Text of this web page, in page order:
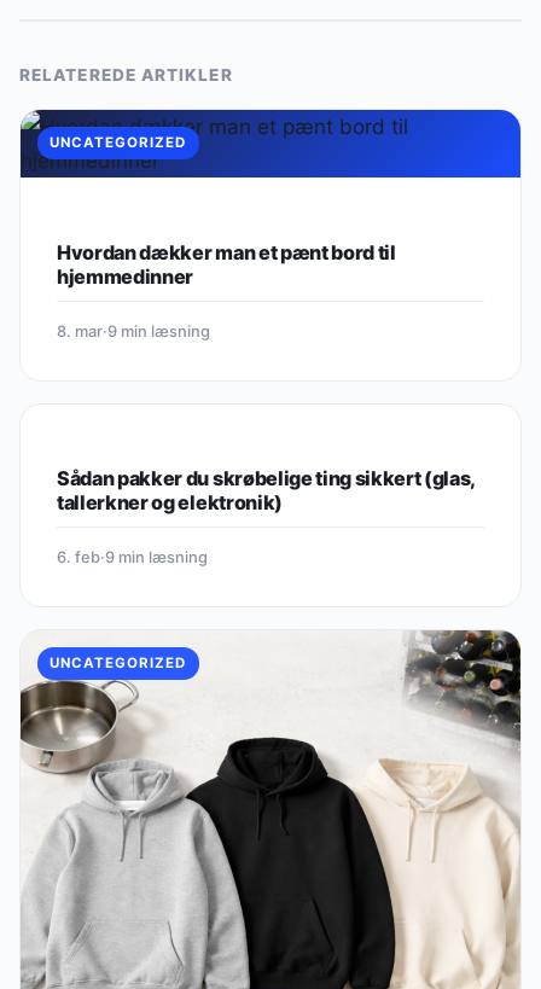
RELATEREDE ARTIKLER
UNCATEGORIZED
Hvordan dækker man et pænt bord til
hjemmedinner
8. mar·9 min læsning
Sådan pakker du skrøbelige ting sikkert (glas,
tallerkner og elektronik)
6. feb·9 min læsning
UNCATEGORIZED